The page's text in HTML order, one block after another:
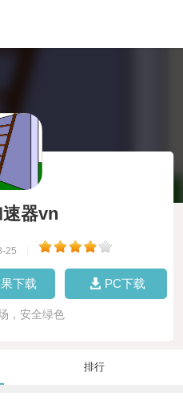
器vn
25
下载 PC下载
，安全绿色
排行